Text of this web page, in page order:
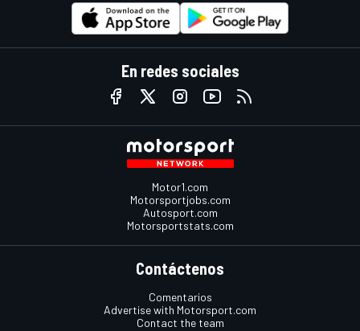
En redes sociales
Motor1.com
Motorsportjobs.com
Autosport.com
Motorsportstats.com
Contáctenos
Comentarios
Advertise with Motorsport.com
Contact the team